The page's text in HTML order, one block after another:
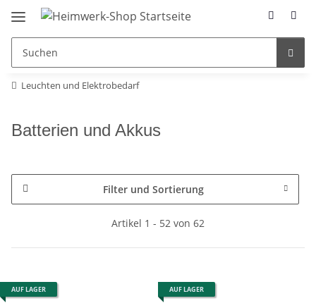
Leuchten und Elektrobedarf
Batterien und Akkus
Filter und Sortierung
Artikel 1 - 52 von 62
AUF LAGER AUF LAGER